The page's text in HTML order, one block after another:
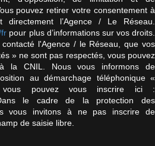
pouvez retirer votre consentement à
l’Agence / Le Réseau.
pour plus d’informations sur vos droits.
l'Agence / le Réseau, que vos
» ne sont pas respectés, vous pouvez
la CNIL. Nous vous informons de
au démarchage téléphonique «
pouvez vous inscrire ici :
le cadre de la protection des
vous invitons à ne pas inscrire de
de saisie libre.